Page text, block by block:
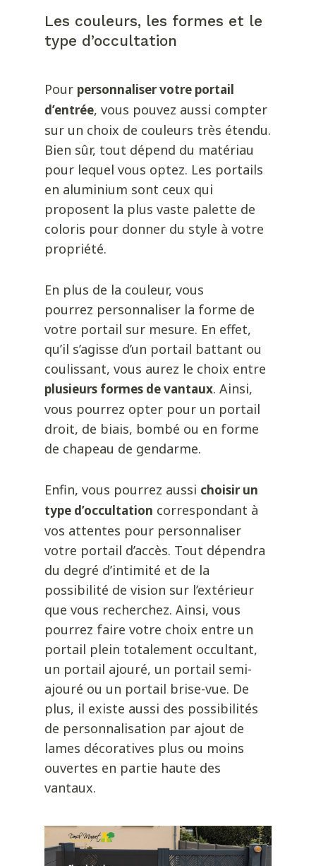
Les couleurs, les formes et le
type d’occultation
Pour personnaliser votre portail
d’entrée, vous pouvez aussi compter
sur un choix de couleurs très étendu.
Bien sûr, tout dépend du matériau
pour lequel vous optez. Les portails
en aluminium sont ceux qui
proposent la plus vaste palette de
coloris pour donner du style à votre
propriété.
En plus de la couleur, vous
pourrez personnaliser la forme de
votre portail sur mesure. En effet,
qu’il s’agisse d’un portail battant ou
coulissant, vous aurez le choix entre
plusieurs formes de vantaux. Ainsi,
vous pourrez opter pour un portail
droit, de biais, bombé ou en forme
de chapeau de gendarme.
Enfin, vous pourrez aussi choisir un
type d’occultation correspondant à
vos attentes pour personnaliser
votre portail d’accès. Tout dépendra
du degré d’intimité et de la
possibilité de vision sur l’extérieur
que vous recherchez. Ainsi, vous
pourrez faire votre choix entre un
portail plein totalement occultant,
un portail ajouré, un portail semi-
ajouré ou un portail brise-vue. De
plus, il existe aussi des possibilités
de personnalisation par ajout de
lames décoratives plus ou moins
ouvertes en partie haute des
vantaux.